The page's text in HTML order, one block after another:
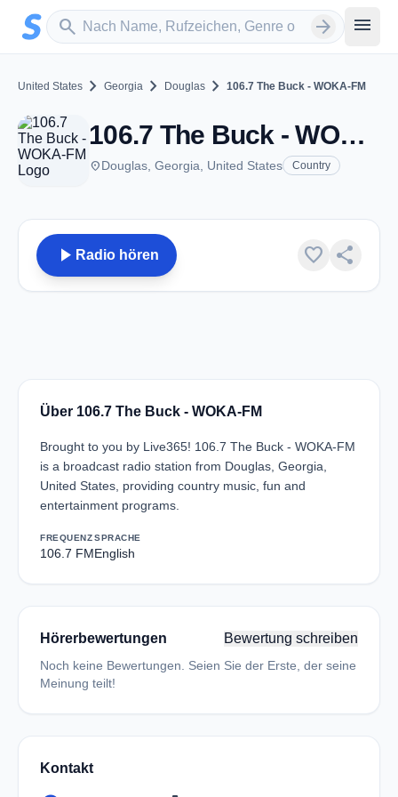
Zum Hauptinhalt springen
search
Sender suchen arrow_forward menu
United States chevron_right Georgia chevron_right Douglas chevron_right 106.7 The Buck - WOKA-FM
106.7 The Buck - WOKA-FM - FM 106.7 - Douglas, GA
placeDouglas, Georgia, United States Country
play_arrow Radio hören favorite share
Über 106.7 The Buck - WOKA-FM
Brought to you by Live365! 106.7 The Buck - WOKA-FM
is a broadcast radio station from Douglas, Georgia,
United States, providing country music, fun and
entertainment programs.
FREQUENZ
106.7 FM
SPRACHE
English
Hörerbewertungen Bewertung schreiben
Noch keine Bewertungen. Seien Sie der Erste, der seine
Meinung teilt!
Kontakt